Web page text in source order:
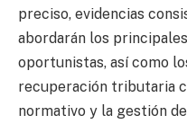
preciso, evidencias
abordarán los
oportunistas, así como
recuperación tributaria
normativo y la gestión